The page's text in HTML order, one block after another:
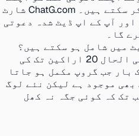
ڈیش بورڈ سے اپ ڈیٹ کر سکتے ہیں۔ ChatG.com شارٹ
آپ کے اپ ڈیٹ شدہ دعوتی
گا۔
ChatGPT گروپ چیٹس فی الحال 20 اراکین تک کی
بار جب گروپ مکمل ہو جاتا
موجود ہے لیکن نئے لوگ
تک کہ کوئی جگہ نہ کھل